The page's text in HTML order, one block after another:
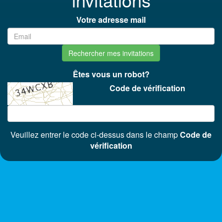
Votre adresse mail
Rechercher mes invitations
Êtes vous un robot?
Code de vérification
Veuillez entrer le code ci-dessus dans le champCode de
vérification